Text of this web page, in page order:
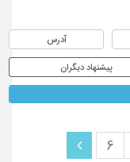
آدرس
پیشنهاد دیگران
6